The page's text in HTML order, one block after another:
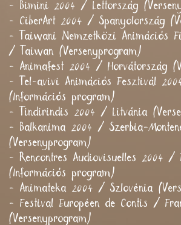
- Bimini 2004 / Lettország
- CiberArt 2004 / Spanyolország
- Taiwani Nemzetközi Animációs
/ Taiwan (Versenyprogram)
- Animafest 2004 / Horvátország
- Tel-avivi Animációs Fesztivál
(Információs program)
- Tindirindis 2004 / Litvánia
- Balkanima 2004 / Szerbia-
(Versenyprogram)
- Rencontres Audiovisuelles 2004 /
(Információs program)
- Animateka 2004 / Szlovénia
- Festival Européen de Contis /
(Versenyprogram)